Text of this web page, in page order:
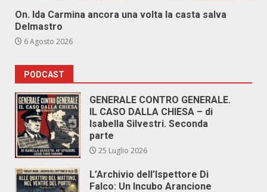
On. Ida Carmina ancora una volta la casta salva
Delmastro
6 Agosto 2026
PODCAST
GENERALE CONTRO GENERALE.
IL CASO DALLA CHIESA – di
Isabella Silvestri. Seconda
parte
25 Luglio 2026
L’Archivio dell’Ispettore Di
Falco: Un Incubo Arancione